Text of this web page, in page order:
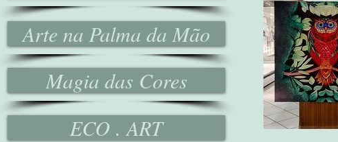
Arte na Palma da Mão
Magia das Cores
ECO . ART